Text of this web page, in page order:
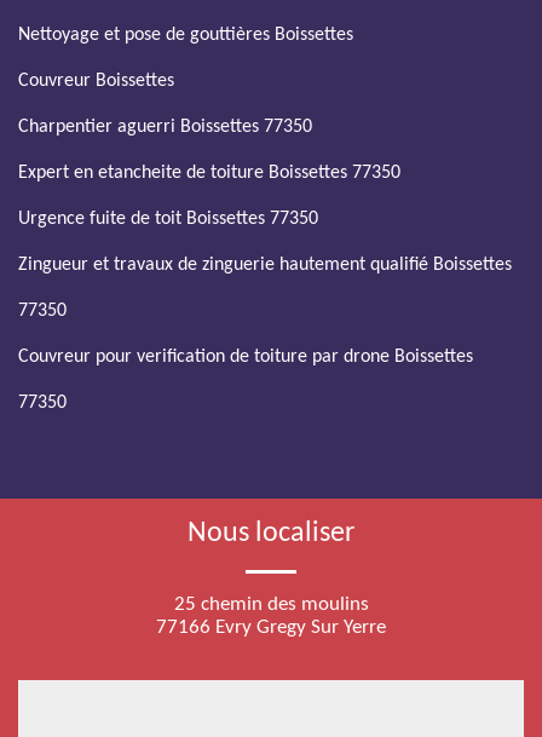
Nettoyage et pose de gouttières Boissettes
Couvreur Boissettes
Charpentier aguerri Boissettes 77350
Expert en etancheite de toiture Boissettes 77350
Urgence fuite de toit Boissettes 77350
Zingueur et travaux de zinguerie hautement qualifié Boissettes
77350
Couvreur pour verification de toiture par drone Boissettes
77350
Nous localiser
25 chemin des moulins
77166 Evry Gregy Sur Yerre